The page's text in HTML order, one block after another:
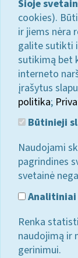
Šioje
cookies).
ir jiems nėra
galite sutikti
sutikimą bet
interneto
įrašytus
politika;
Būtinieji
Naudojami
pagrindines
svetainė
Renka
naudojimą ir
gerinimui.